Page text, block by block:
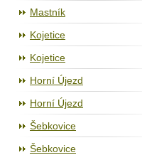
Mastník
Kojetice
Kojetice
Horní Újezd
Horní Újezd
Šebkovice
Šebkovice